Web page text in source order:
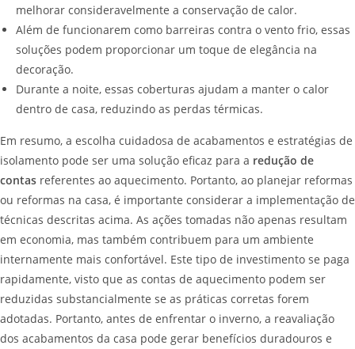
melhorar consideravelmente a conservação de calor.
Além de funcionarem como barreiras contra o vento frio, essas
soluções podem proporcionar um toque de elegância na
decoração.
Durante a noite, essas coberturas ajudam a manter o calor
dentro de casa, reduzindo as perdas térmicas.
Em resumo, a escolha cuidadosa de acabamentos e estratégias de
isolamento pode ser uma solução eficaz para a redução de
contas referentes ao aquecimento. Portanto, ao planejar reformas
ou reformas na casa, é importante considerar a implementação de
técnicas descritas acima. As ações tomadas não apenas resultam
em economia, mas também contribuem para um ambiente
internamente mais confortável. Este tipo de investimento se paga
rapidamente, visto que as contas de aquecimento podem ser
reduzidas substancialmente se as práticas corretas forem
adotadas. Portanto, antes de enfrentar o inverno, a reavaliação
dos acabamentos da casa pode gerar benefícios duradouros e